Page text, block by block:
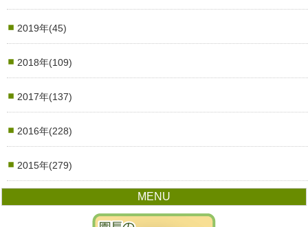
2019年(45)
2018年(109)
2017年(137)
2016年(228)
2015年(279)
MENU